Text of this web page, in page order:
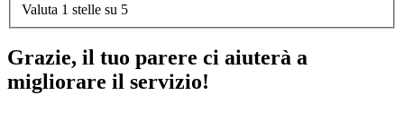
Valuta 1 stelle su 5
Grazie, il tuo parere ci aiuterà a
migliorare il servizio!